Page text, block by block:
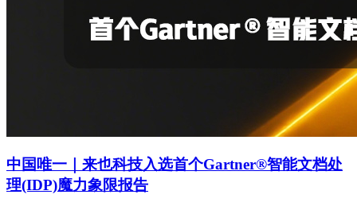
中国唯一｜来也科技入选首个Gartner®智能文档处
理(IDP)魔力象限报告